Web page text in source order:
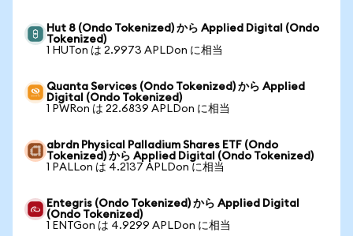
Hut 8 (Ondo Tokenized) から Applied Digital (Ondo
Tokenized)
1 HUTon は 2.9973 APLDon に相当
Quanta Services (Ondo Tokenized) から Applied
Digital (Ondo Tokenized)
1 PWRon は 22.6839 APLDon に相当
abrdn Physical Palladium Shares ETF (Ondo
Tokenized) から Applied Digital (Ondo Tokenized)
1 PALLon は 4.2137 APLDon に相当
Entegris (Ondo Tokenized) から Applied Digital
(Ondo Tokenized)
1 ENTGon は 4.9299 APLDon に相当